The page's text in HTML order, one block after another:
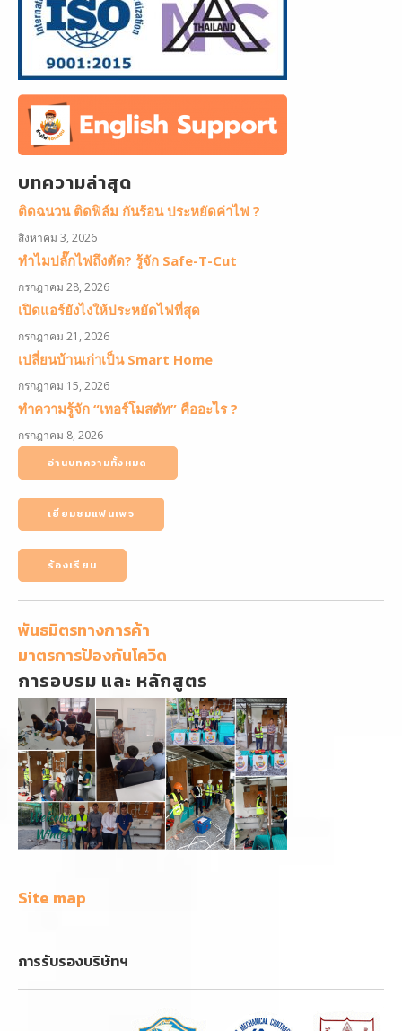
บทความล่าสุด
ติดฉนวน ติดฟิล์ม กันร้อน ประหยัดค่าไฟ ?
สิงหาคม 3, 2026
ทำไมปลั๊กไฟถึงตัด? รู้จัก Safe-T-Cut
กรกฎาคม 28, 2026
เปิดแอร์ยังไงให้ประหยัดไฟที่สุด
กรกฎาคม 21, 2026
เปลี่ยนบ้านเก่าเป็น Smart Home
กรกฎาคม 15, 2026
ทำความรู้จัก “เทอร์โมสตัท” คืออะไร ?
กรกฎาคม 8, 2026
อ่านบทความทั้งหมด
เยี่ยมชมแฟนเพจ
ร้องเรียน
พันธมิตรทางการค้า
มาตรการป้องกันโควิด
การอบรม และ หลักสูตร
Site map
การรับรองบริษัทฯ